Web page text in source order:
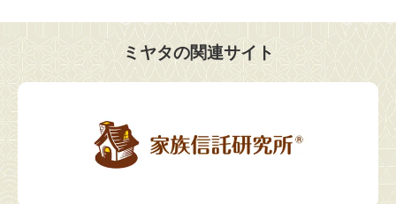
ミヤタの関連サイト